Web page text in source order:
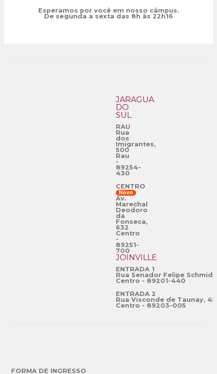
Esperamos por você em nosso câmpus.
De segunda a sexta das 8h às 22h16
JARAGUÁ
DO
SUL
RAU
Rua
dos
Imigrantes,
500
Rau
-
89254-
430
CENTRO
Novo
Av.
Marechal
Deodoro
da
Fonseca,
632
Centro
-
89251-
700
JOINVILLE
ENTRADA 1
Rua Senador Felipe
Centro - 89201-440
ENTRADA 2
Rua Visconde de Taunay,
Centro - 89203-005
FORMA DE INGRESSO